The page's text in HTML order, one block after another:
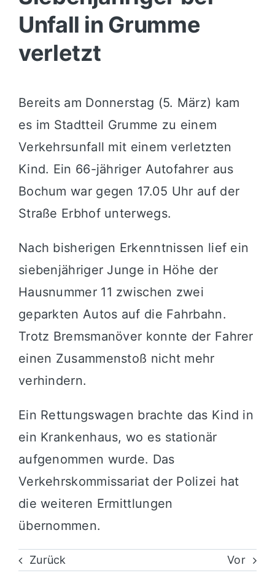
Unfall in Grumme
verletzt
Bereits am Donnerstag (5. März) kam
es im Stadtteil Grumme zu einem
Verkehrsunfall mit einem verletzten
Kind. Ein 66-jähriger Autofahrer aus
Bochum war gegen 17.05 Uhr auf der
Straße Erbhof unterwegs.
Nach bisherigen Erkenntnissen lief ein
siebenjähriger Junge in Höhe der
Hausnummer 11 zwischen zwei
geparkten Autos auf die Fahrbahn.
Trotz Bremsmanöver konnte der Fahrer
einen Zusammenstoß nicht mehr
verhindern.
Ein Rettungswagen brachte das Kind in
ein Krankenhaus, wo es stationär
aufgenommen wurde. Das
Verkehrskommissariat der Polizei hat
die weiteren Ermittlungen
übernommen.
Zurück Vor